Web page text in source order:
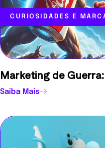
CURIOSIDADES E
Marketing de
Saiba Mais